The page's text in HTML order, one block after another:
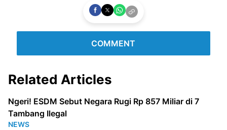
COMMENT
Related Articles
Ngeri! ESDM Sebut Negara Rugi Rp 857 Miliar di 7
Tambang Ilegal
NEWS